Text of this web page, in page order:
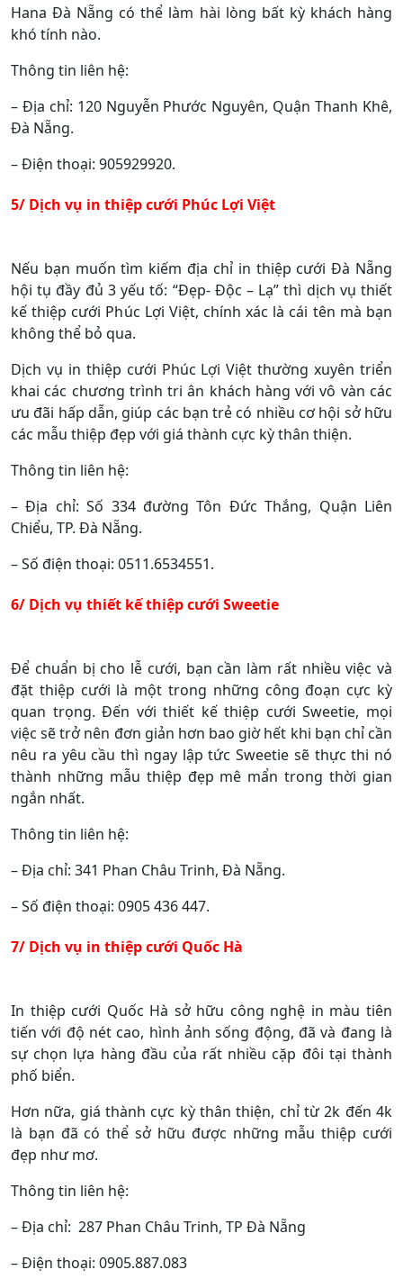
Hana Đà Nẵng có thể làm hài lòng bất kỳ khách hàng
khó tính nào.
Thông tin liên hệ:
– Địa chỉ: 120 Nguyễn Phước Nguyên, Quận Thanh Khê,
Đà Nẵng.
– Điện thoại: 905929920.
5/ Dịch vụ in thiệp cưới Phúc Lợi Việt
Nếu bạn muốn tìm kiếm địa chỉ in thiệp cưới Đà Nẵng
hội tụ đầy đủ 3 yếu tố: “Đẹp- Độc – Lạ” thì dịch vụ thiết
kế thiệp cưới Phúc Lợi Việt, chính xác là cái tên mà bạn
không thể bỏ qua.
Dịch vụ in thiệp cưới Phúc Lợi Việt thường xuyên triển
khai các chương trình tri ân khách hàng với vô vàn các
ưu đãi hấp dẫn, giúp các bạn trẻ có nhiều cơ hội sở hữu
các mẫu thiệp đẹp với giá thành cực kỳ thân thiện.
Thông tin liên hệ:
– Địa chỉ: Số 334 đường Tôn Đức Thắng, Quận Liên
Chiểu, TP. Đà Nẵng.
– Số điện thoại: 0511.6534551.
6/ Dịch vụ thiết kế thiệp cưới Sweetie
Để chuẩn bị cho lễ cưới, bạn cần làm rất nhiều việc và
đặt thiệp cưới là một trong những công đoạn cực kỳ
quan trọng. Đến với thiết kế thiệp cưới Sweetie, mọi
việc sẽ trở nên đơn giản hơn bao giờ hết khi bạn chỉ cần
nêu ra yêu cầu thì ngay lập tức Sweetie sẽ thực thi nó
thành những mẫu thiệp đẹp mê mẩn trong thời gian
ngắn nhất.
Thông tin liên hệ:
– Địa chỉ: 341 Phan Châu Trinh, Đà Nẵng.
– Số điện thoại: 0905 436 447.
7/ Dịch vụ in thiệp cưới Quốc Hà
In thiệp cưới Quốc Hà sở hữu công nghệ in màu tiên
tiến với độ nét cao, hình ảnh sống động, đã và đang là
sự chọn lựa hàng đầu của rất nhiều cặp đôi tại thành
phố biển.
Hơn nữa, giá thành cực kỳ thân thiện, chỉ từ 2k đến 4k
là bạn đã có thể sở hữu được những mẫu thiệp cưới
đẹp như mơ.
Thông tin liên hệ:
– Địa chỉ: 287 Phan Châu Trinh, TP Đà Nẵng
– Điện thoại: 0905.887.083